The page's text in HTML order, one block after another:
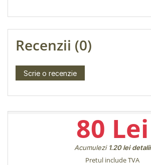
Recenzii (0)
Scrie o recenzie
80 Lei
Acumulezi 1.20 lei detalii
Pretul include TVA